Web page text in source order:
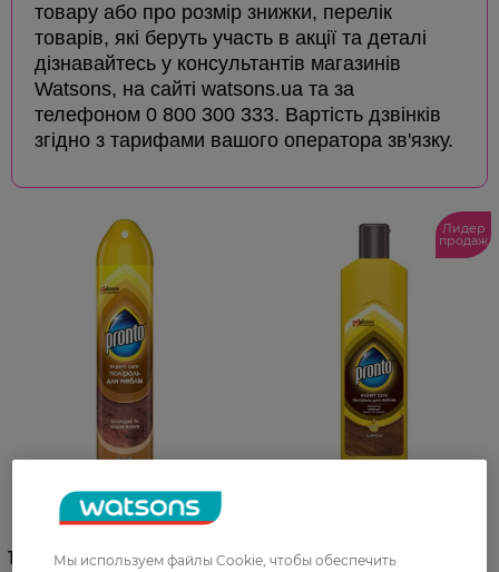
товару або про розмір знижки, перелік
товарів, які беруть участь в акції та деталі
дізнавайтесь у консультантів магазинів
Watsons, на сайті watsons.ua та за
телефоном 0 800 300 333. Вартість дзвінків
згідно з тарифами вашого оператора зв'язку.
Аэрозоль для мебели
Pronto Классик Блеск 250
175,99 ГРН
Лидер
продаж
106,99 ГРН
Мы используем файлы Cookie, чтобы обеспечить